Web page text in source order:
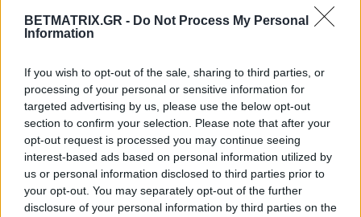
BETMATRIX.GR - Do Not Process My Personal
Information
If you wish to opt-out of the sale, sharing to third parties, or
processing of your personal or sensitive information for
targeted advertising by us, please use the below opt-out
section to confirm your selection. Please note that after your
opt-out request is processed you may continue seeing
interest-based ads based on personal information utilized by
us or personal information disclosed to third parties prior to
your opt-out. You may separately opt-out of the further
disclosure of your personal information by third parties on the
ΗΒαλένθια,που φιγουράρει ένα κλικ πιο πάνω από τη
Μαγιόρκα στη βαθμολογία, στη 14η θέση, προέρχεται
επέστρεψε εντός κι εκτός αποδυτηρίων. Θα έλεγε
κανείς ότι χρειαζόταν αυτό το δεκαήμερο break λόγω
του τελικού του Κυπέλλου.
Η εικόνα της βέβαια δεν ήταν τόσο κακή. Ειδικά στο
τελευταίο, το 1-0 από την Έλτσε, σε ένα ματς στο
οποίο έχασε πολλές ευκαιρίες και άξιζε καλύτερης